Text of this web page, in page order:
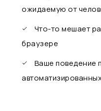
ожидаемую от
Что-то мешает
браузере
Ваше поведение